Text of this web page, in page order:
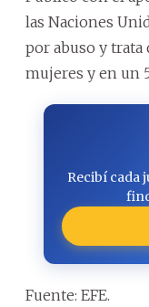
las Naciones
por abuso y trata
mujeres y en un
Recibí cada
Fuente: EFE.